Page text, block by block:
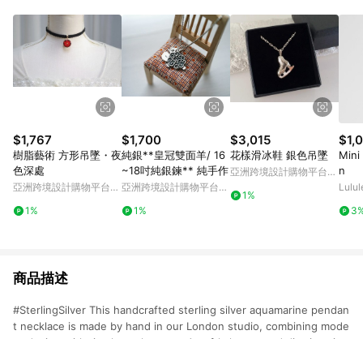
$1,767
樹脂藝術 方形吊墜・夜
色深處
亞洲跨境設計購物平台
1%
$1,700
純銀**皇冠雙面羊/ 16
~18吋純銀鍊** 純手作
亞洲跨境設計購物平台
1%
$3,015
花樣滑冰鞋 銀色吊墜
亞洲跨境設計購物平台
1%
Mini
n
商品描述
#SterlingSilver This handcrafted sterling silver aquamarine pendan
t necklace is made by hand in our London studio, combining mode